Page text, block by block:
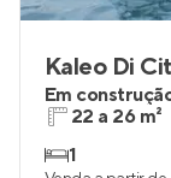
Kaleo Di
Em
22 a 26 m²
1